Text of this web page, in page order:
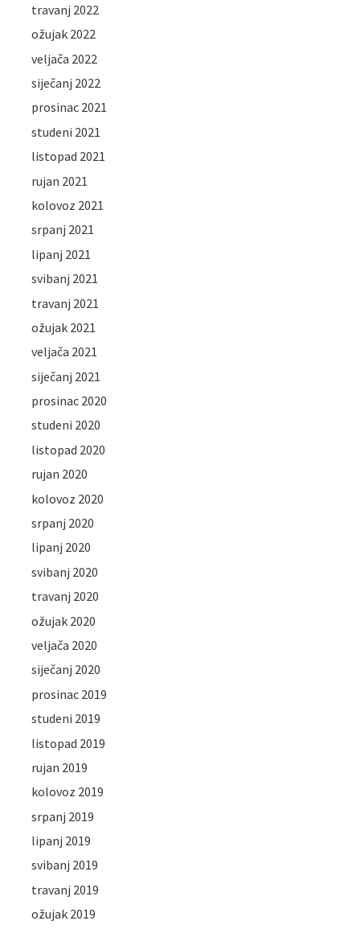
travanj 2022
ožujak 2022
veljača 2022
siječanj 2022
prosinac 2021
studeni 2021
listopad 2021
rujan 2021
kolovoz 2021
srpanj 2021
lipanj 2021
svibanj 2021
travanj 2021
ožujak 2021
veljača 2021
siječanj 2021
prosinac 2020
studeni 2020
listopad 2020
rujan 2020
kolovoz 2020
srpanj 2020
lipanj 2020
svibanj 2020
travanj 2020
ožujak 2020
veljača 2020
siječanj 2020
prosinac 2019
studeni 2019
listopad 2019
rujan 2019
kolovoz 2019
srpanj 2019
lipanj 2019
svibanj 2019
travanj 2019
ožujak 2019